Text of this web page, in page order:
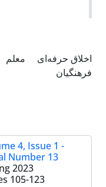
اخلاق حرفه‌ای معلم
فرهنگیان
4, Issue 1 -
Number 13
2023
105-123